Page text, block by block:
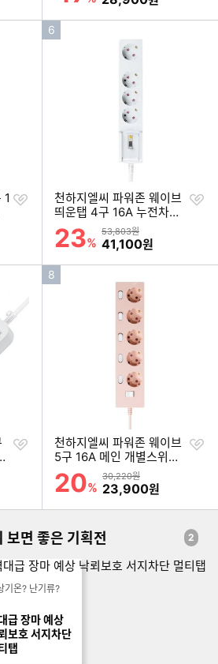
1
찜
인
6
천하지엘씨 파워존 웨이브
띄운탭 4구 16A 누전차단
자동소화 고용량 멀티탭 (5
m)
할인률
23%
상품금액
53,803원
할인금액
41,100원
찜
찜
인
8
천하지엘씨 파워존 웨이브
5구 16A 메인 개별스위치
자동소화 멀티탭 (3m)
할인률
20%
상품금액
30,220원
할인금액
23,900원
찜
보면 좋은 기획전 2